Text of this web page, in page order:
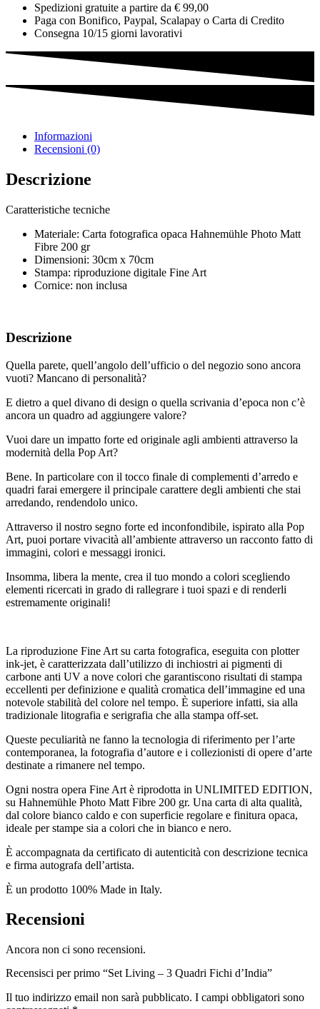
d'India
quantità
Spedizioni gratuite a partire da € 99,00
Paga con Bonifico, Paypal, Scalapay o Carta di Credito
Consegna 10/15 giorni lavorativi
Informazioni
Recensioni (0)
Descrizione
Caratteristiche tecniche
Materiale: Carta fotografica opaca Hahnemühle Photo Matt
Fibre 200 gr
Dimensioni: 30cm x 70cm
Stampa: riproduzione digitale Fine Art
Cornice: non inclusa
Descrizione
Quella parete, quell’angolo dell’ufficio o del negozio sono ancora
vuoti? Mancano di personalità?
E dietro a quel divano di design o quella scrivania d’epoca non c’è
ancora un quadro ad aggiungere valore?
Vuoi dare un impatto forte ed originale agli ambienti attraverso la
modernità della Pop Art?
Bene. In particolare con il tocco finale di complementi d’arredo e
quadri farai emergere il principale carattere degli ambienti che stai
arredando, rendendolo unico.
Attraverso il nostro segno forte ed inconfondibile, ispirato alla Pop
Art, puoi portare vivacità all’ambiente attraverso un racconto fatto di
immagini, colori e messaggi ironici.
Insomma, libera la mente, crea il tuo mondo a colori scegliendo
elementi ricercati in grado di rallegrare i tuoi spazi e di renderli
estremamente originali!
La riproduzione Fine Art su carta fotografica, eseguita con plotter
ink-jet, è caratterizzata dall’utilizzo di inchiostri ai pigmenti di
carbone anti UV a nove colori che garantiscono risultati di stampa
eccellenti per definizione e qualità cromatica dell’immagine ed una
notevole stabilità del colore nel tempo. È superiore infatti, sia alla
tradizionale litografia e serigrafia che alla stampa off-set.
Queste peculiarità ne fanno la tecnologia di riferimento per l’arte
contemporanea, la fotografia d’autore e i collezionisti di opere d’arte
destinate a rimanere nel tempo.
Ogni nostra opera Fine Art è riprodotta in UNLIMITED EDITION,
su Hahnemühle Photo Matt Fibre 200 gr. Una carta di alta qualità,
dal colore bianco caldo e con superficie regolare e finitura opaca,
ideale per stampe sia a colori che in bianco e nero.
È accompagnata da certificato di autenticità con descrizione tecnica
e firma autografa dell’artista.
È un prodotto 100% Made in Italy.
Recensioni
Ancora non ci sono recensioni.
Recensisci per primo “Set Living – 3 Quadri Fichi d’India”
Il tuo indirizzo email non sarà pubblicato. I campi obbligatori sono